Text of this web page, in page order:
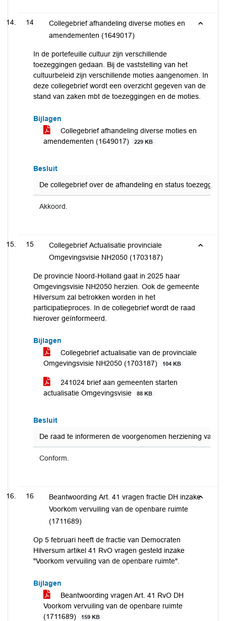
14
Collegebrief afhandeling diverse moties en
amendementen (1649017)
In de portefeuille cultuur zijn verschillende
toezeggingen gedaan. Bij de vaststelling van het
cultuurbeleid zijn verschillende moties aangenomen. In
deze collegebrief wordt een overzicht gegeven van de
stand van zaken mbt de toezeggingen en de moties.
Bijlagen
Collegebrief afhandeling diverse moties en
amendementen (1649017)
229 KB
Besluit
De collegebrief over de afhandeling en status
Akkoord.
15
Collegebrief Actualisatie provinciale
Omgevingsvisie NH2050 (1703187)
De provincie Noord-Holland gaat in 2025 haar
Omgevingsvisie NH2050 herzien. Ook de gemeente
Hilversum zal betrokken worden in het
participatieproces. In de collegebrief wordt de raad
hierover geïnformeerd.
Bijlagen
Collegebrief actualisatie van de provinciale
Omgevingsvisie NH2050 (1703187)
104 KB
241024 brief aan gemeenten starten
actualisatie Omgevingsvisie
88 KB
Besluit
De raad te informeren de voorgenomen herziening van
Conform.
16
Beantwoording Art. 41 vragen fractie DH inzake
Voorkom vervuiling van de openbare ruimte
(1711689)
Op 5 februari heeft de fractie van Democraten
Hilversum artikel 41 RvO vragen gesteld inzake
"Voorkom vervuiling van de openbare ruimte".
Bijlagen
Beantwoording vragen Art. 41 RvO DH
Voorkom vervuiling van de openbare ruimte
(1711689)
159 KB